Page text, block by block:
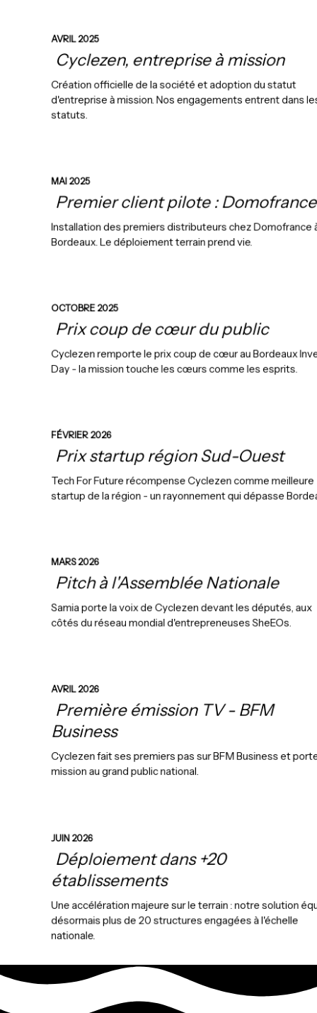
AVRIL 2025
Cyclezen, entreprise à mission
Création officielle de la société et adoption du statut
d'entreprise à mission. Nos engagements entrent dans
statuts.
MAI 2025
Premier client pilote : Domofrance
Installation des premiers distributeurs chez Domofrance
Bordeaux. Le déploiement terrain prend vie.
OCTOBRE 2025
Prix coup de cœur du public
Cyclezen remporte le prix coup de cœur au Bordeaux
Day - la mission touche les cœurs comme les esprits.
FÉVRIER 2026
Prix startup région Sud-Ouest
Tech For Future récompense Cyclezen comme meilleure
startup de la région - un rayonnement qui dépasse
MARS 2026
Pitch à l'Assemblée Nationale
Samia porte la voix de Cyclezen devant les députés, aux
côtés du réseau mondial d'entrepreneuses SheEOs.
AVRIL 2026
Première émission TV - BFM
Business
Cyclezen fait ses premiers pas sur BFM Business et
mission au grand public national.
JUIN 2026
Déploiement dans +20
établissements
Une accélération majeure sur le terrain : notre solution
désormais plus de 20 structures engagées à l'échelle
nationale.